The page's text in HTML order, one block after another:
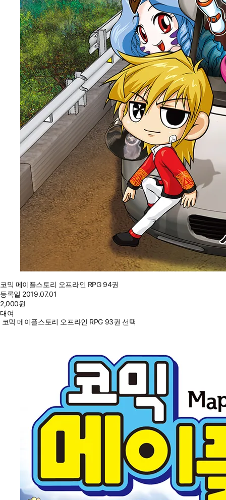
코믹 메이플스토리 오프라인 RPG 94권
등록일 2019.07.01
2,000원
대여
코믹 메이플스토리 오프라인 RPG 93권 선택